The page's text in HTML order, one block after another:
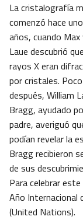
La cristalografía
comenzó hace
años, cuando Max
Laue descubrió
rayos X eran
por cristales. Poco
después, William
Bragg, ayudado
padre, averiguó
podían revelar la
Bragg recibieron
de sus
Para celebrar
Año Internacional
(United Nations).